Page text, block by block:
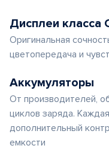
Дисплеи класса
Оригинальная
цветопередача и
Аккумуляторы
От производителей,
циклов заряда.
дополнительный
емкости